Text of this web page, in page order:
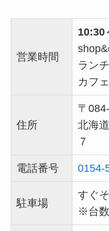
営業時間
10:30
ラン
カフ
住所
〒
北海
７
電話番号 0154-
駐車場
すぐ
※台数